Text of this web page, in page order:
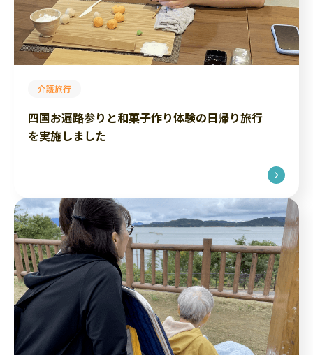
介護旅行
四国お遍路参りと和菓子作り体験の日帰り旅行
を実施しました